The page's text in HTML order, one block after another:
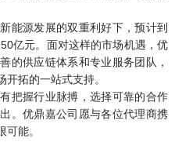
源发展的双重利好下，预计到
亿元。面对这样的市场机遇，优
的供应链体系和专业服务团队，
拓的一站式支持。
握行业脉搏，选择可靠的合作
。优鼎嘉公司愿与各位代理商携
能。